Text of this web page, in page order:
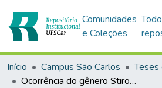
Comunidades
e Coleções
Início Campus São Carlos
Teses
Ocorrência do gênero Stiropius Cameron, 1911 (Hymenoptera, Braconidae, Rogadinae) em Mata Atlântica ombrófila densa da região sudeste do Brasil